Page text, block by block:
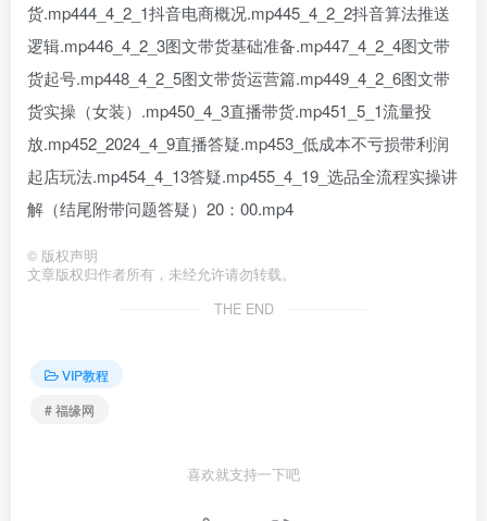
货.mp444_4_2_1抖音电商概况.mp445_4_2_2抖音算法推送
逻辑.mp446_4_2_3图文带货基础准备.mp447_4_2_4图文带
货起号.mp448_4_2_5图文带货运营篇.mp449_4_2_6图文带
货实操（女装）.mp450_4_3直播带货.mp451_5_1流量投
放.mp452_2024_4_9直播答疑.mp453_低成本不亏损带利润
起店玩法.mp454_4_13答疑.mp455_4_19_选品全流程实操讲
解（结尾附带问题答疑）20：00.mp4
© 版权声明
文章版权归作者所有，未经允许请勿转载。
THE END
VIP教程
# 福缘网
喜欢就支持一下吧